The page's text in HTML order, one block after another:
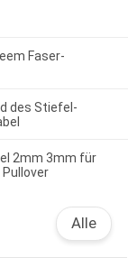
Faser-
des Stiefel-
2mm 3mm für
Alle